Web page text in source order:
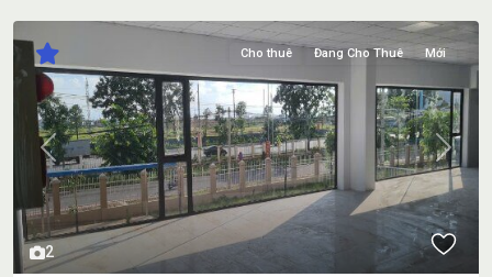
2
Previous Next
Cho thuê Đang Cho Thuê Mới